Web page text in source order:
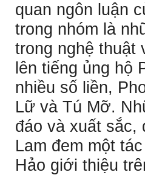
quan ngôn luận
trong nhóm là
trong nghệ thuật
lên tiếng ủng hộ
nhiều số liền,
Lữ và Tú Mỡ.
đáo và xuất sắc,
Lam đem một
Hảo giới thiệu